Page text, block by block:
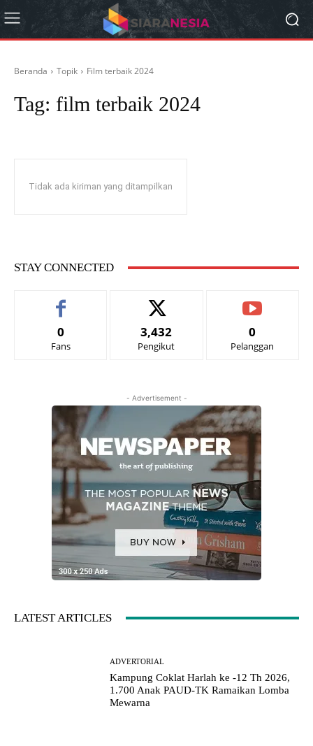
Beranda Topik Film terbaik 2024
Tag: film terbaik 2024
Tidak ada kiriman yang ditampilkan
STAY CONNECTED
0
Fans
3,432
Pengikut
0
Pelanggan
- Advertisement -
LATEST ARTICLES
ADVERTORIAL
Kampung Coklat Harlah ke -12 Th 2026,
1.700 Anak PAUD-TK Ramaikan Lomba
Mewarna